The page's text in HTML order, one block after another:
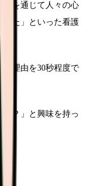
療を通じて人々の心
した」といった看護
理由を30秒程度で
？」と興味を持っ